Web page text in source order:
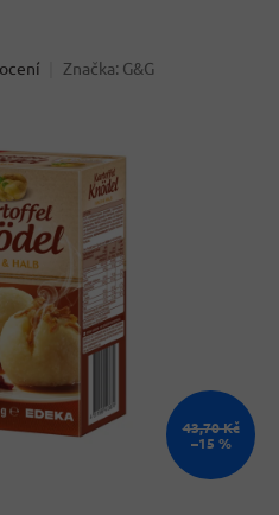
Značka: G&G
43,70 Kč
–15 %